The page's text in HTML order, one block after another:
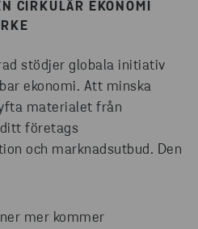
CIRKULÄR EKONOMI
stödjer globala initiativ
ekonomi. Att minska
materialet från
företags
och marknadsutbud. Den
mer kommer